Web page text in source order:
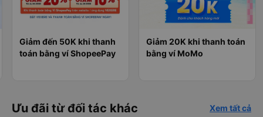
Giảm đến 50K khi thanh
toán bằng ví ShopeePay
Giảm 20K khi thanh toán
bằng ví MoMo
Ưu đãi từ đối tác khác Xem tất cả